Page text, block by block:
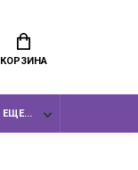
КОРЗИНА
ЕЩЕ...